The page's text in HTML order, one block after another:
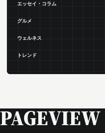
エッセイ・コラム
グルメ
ウェルネス
トレンド
PAGEVIEW